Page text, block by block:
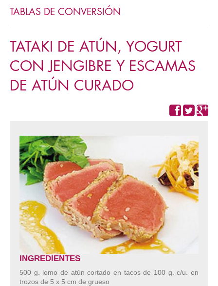
TABLAS DE CONVERSIÓN
TATAKI DE ATÚN, YOGURT
CON JENGIBRE Y ESCAMAS
DE ATÚN CURADO
INGREDIENTES
500 g. lomo de atún cortado en tacos de 100 g. c/u. en
trozos de 5 x 5 cm de grueso